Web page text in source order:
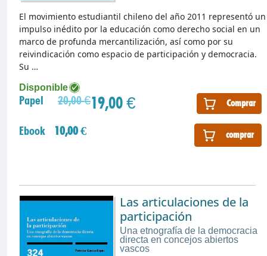
Disponible
Papel 20,00 €19,00 € Comprar
Ebook 10,00 € comprar
El movimiento estudiantil chileno del año 2011 representó un
impulso inédito por la educación como derecho social en un
marco de profunda mercantilización, así como por su
reivindicación como espacio de participación y democracia.
Su …
Las articulaciones de la
participación
Una etnografía de la democracia
directa en concejos abiertos
vascos